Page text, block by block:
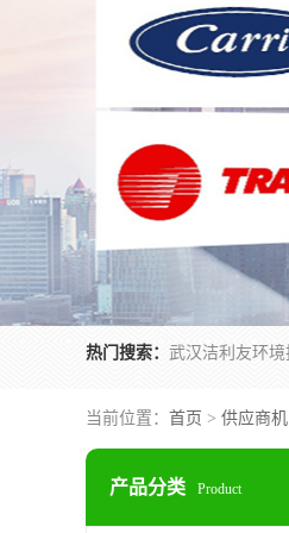
热门搜索：
当前位置： 首页 > 供应商机
产品分类 Product